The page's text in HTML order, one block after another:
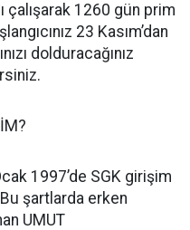
çalışarak 1260 gün prim
23 Kasım’dan
dolduracağınız
1997’de SGK girişim
şartlarda erken
UMUT